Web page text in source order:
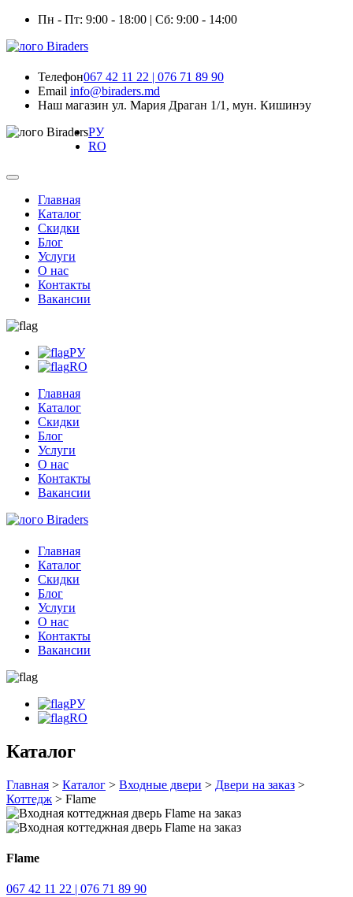
Пн - Пт: 9:00 - 18:00 | Сб: 9:00 - 14:00
Телефон067 42 11 22 | 076 71 89 90
Email info@biraders.md
Наш магазин ул. Мария Драган 1/1, мун. Кишинэу
РУ
RO
Главная
Каталог
Скидки
Блог
Услуги
О нас
Контакты
Вакансии
РУ
RO
Главная
Каталог
Скидки
Блог
Услуги
О нас
Контакты
Вакансии
Главная
Каталог
Скидки
Блог
Услуги
О нас
Контакты
Вакансии
РУ
RO
Каталог
Главная > Каталог > Входные двери > Двери на заказ >
Коттедж > Flame
Flame
067 42 11 22 | 076 71 89 90